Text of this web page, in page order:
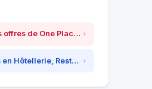
Voir toutes les offres de One Placement SA
Voir les offres en Hôtellerie, Restauration &amp; Tourisme